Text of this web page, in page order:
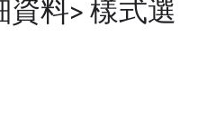
資料> 樣式選